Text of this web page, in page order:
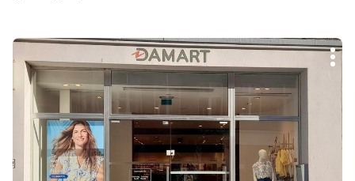
Damart
Louviere
Druk
op
ENTER
toets
voor
meer
info